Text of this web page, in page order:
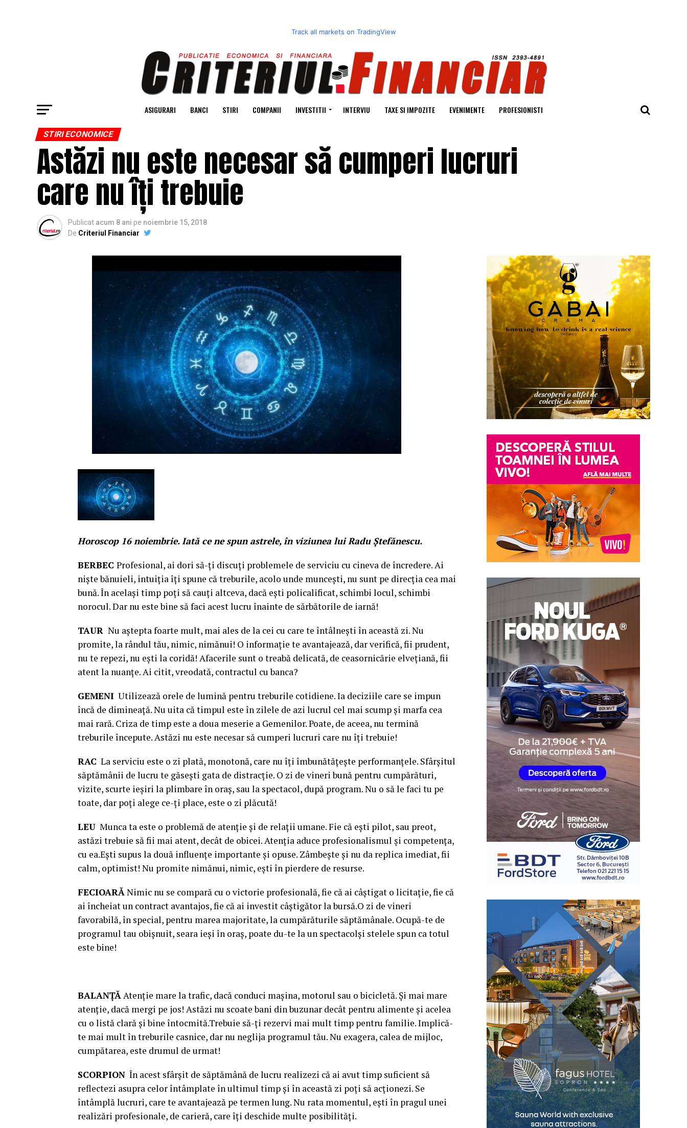
Track all markets on TradingView
ASIGURARI BANCI STIRI COMPANII INVESTITII INTERVIU TAXE SI IMPOZITE EVENIMENTE PROFESIONISTI
STIRI ECONOMICE
Astăzi nu este necesar să cumperi lucruri
care nu îți trebuie
Publicat acum 8 ani pe noiembrie 15, 2018
De Criteriul Financiar
Horoscop 16 noiembrie. Iată ce ne spun astrele, în viziunea lui Radu Ștefănescu.
BERBEC Profesional, ai dori să-ţi discuţi problemele de serviciu cu cineva de încredere. Ai
nişte bănuieli, intuiţia îţi spune că treburile, acolo unde munceşti, nu sunt pe direcţia cea mai
bună. În acelaşi timp poţi să cauţi altceva, dacă eşti policalificat, schimbi locul, schimbi
norocul. Dar nu este bine să faci acest lucru înainte de sărbătorile de iarnă!
TAUR Nu aştepta foarte mult, mai ales de la cei cu care te întâlneşti în această zi. Nu
promite, la rândul tău, nimic, nimănui! O informaţie te avantajează, dar verifică, fii prudent,
nu te repezi, nu eşti la coridă! Afacerile sunt o treabă delicată, de ceasornicărie elveţiană, fii
atent la nuanţe. Ai citit, vreodată, contractul cu banca?
GEMENI Utilizează orele de lumină pentru treburile cotidiene. Ia deciziile care se impun
încă de dimineaţă. Nu uita că timpul este în zilele de azi lucrul cel mai scump şi marfa cea
mai rară. Criza de timp este a doua meserie a Gemenilor. Poate, de aceea, nu termină
treburile începute. Astăzi nu este necesar să cumperi lucruri care nu îţi trebuie!
RAC La serviciu este o zi plată, monotonă, care nu îţi îmbunătăţeşte performanţele. Sfârşitul
săptămânii de lucru te găseşti gata de distracţie. O zi de vineri bună pentru cumpărături,
vizite, scurte ieşiri la plimbare în oraş, sau la spectacol, după program. Nu o să le faci tu pe
toate, dar poţi alege ce-ţi place, este o zi plăcută!
LEU Munca ta este o problemă de atenţie şi de relaţii umane. Fie că eşti pilot, sau preot,
astăzi trebuie să fii mai atent, decât de obicei. Atenţia aduce profesionalismul şi competenţa,
cu ea.Eşti supus la două influenţe importante şi opuse. Zâmbeşte şi nu da replica imediat, fii
calm, optimist! Nu promite nimănui, nimic, eşti în pierdere de resurse.
FECIOARĂNimic nu se compară cu o victorie profesională, fie că ai câştigat o licitaţie, fie că
ai încheiat un contract avantajos, fie că ai investit câştigător la bursă.O zi de vineri
favorabilă, în special, pentru marea majoritate, la cumpărăturile săptămânale. Ocupă-te de
programul tau obişnuit, seara ieşi în oraş, poate du-te la un spectacolşi stelele spun ca totul
este bine!
BALANŢĂAtenţie mare la trafic, dacă conduci maşina, motorul sau o bicicletă. Și mai mare
atenţie, dacă mergi pe jos! Astăzi nu scoate bani din buzunar decât pentru alimente şi acelea
cu o listă clară şi bine întocmită.Trebuie să-ţi rezervi mai mult timp pentru familie. Implică-
te mai mult în treburile casnice, dar nu neglija programul tău. Nu exagera, calea de mijloc,
cumpătarea, este drumul de urmat!
SCORPION În acest sfârşit de săptămână de lucru realizezi că ai avut timp suficient să
reflectezi asupra celor întâmplate în ultimul timp şi în această zi poţi să acţionezi. Se
întâmplă lucruri, care te avantajează pe termen lung. Nu rata momentul, eşti în pragul unei
realizări profesionale, de carieră, care îţi deschide multe posibilităţi.